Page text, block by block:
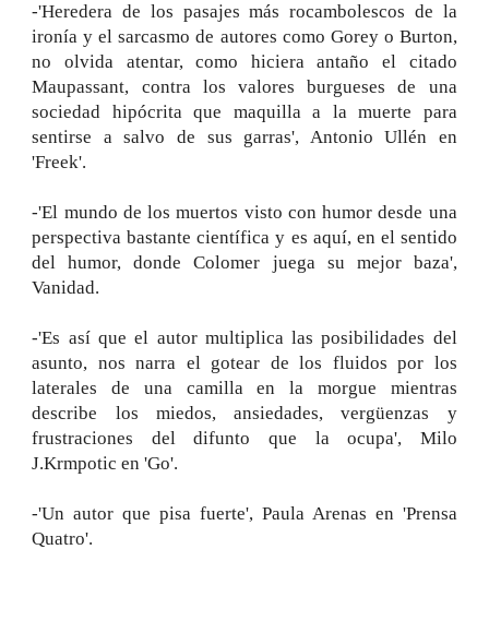
-'Heredera de los pasajes más rocambolescos de la
ironía y el sarcasmo de autores como Gorey o Burton,
no olvida atentar, como hiciera antaño el citado
Maupassant, contra los valores burgueses de una
sociedad hipócrita que maquilla a la muerte para
sentirse a salvo de sus garras', Antonio Ullén en
'Freek'.
-'El mundo de los muertos visto con humor desde una
perspectiva bastante científica y es aquí, en el sentido
del humor, donde Colomer juega su mejor baza',
Vanidad.
-'Es así que el autor multiplica las posibilidades del
asunto, nos narra el gotear de los fluidos por los
laterales de una camilla en la morgue mientras
describe los miedos, ansiedades, vergüenzas y
frustraciones del difunto que la ocupa', Milo
J.Krmpotic en 'Go'.
-'Un autor que pisa fuerte', Paula Arenas en 'Prensa
Quatro'.